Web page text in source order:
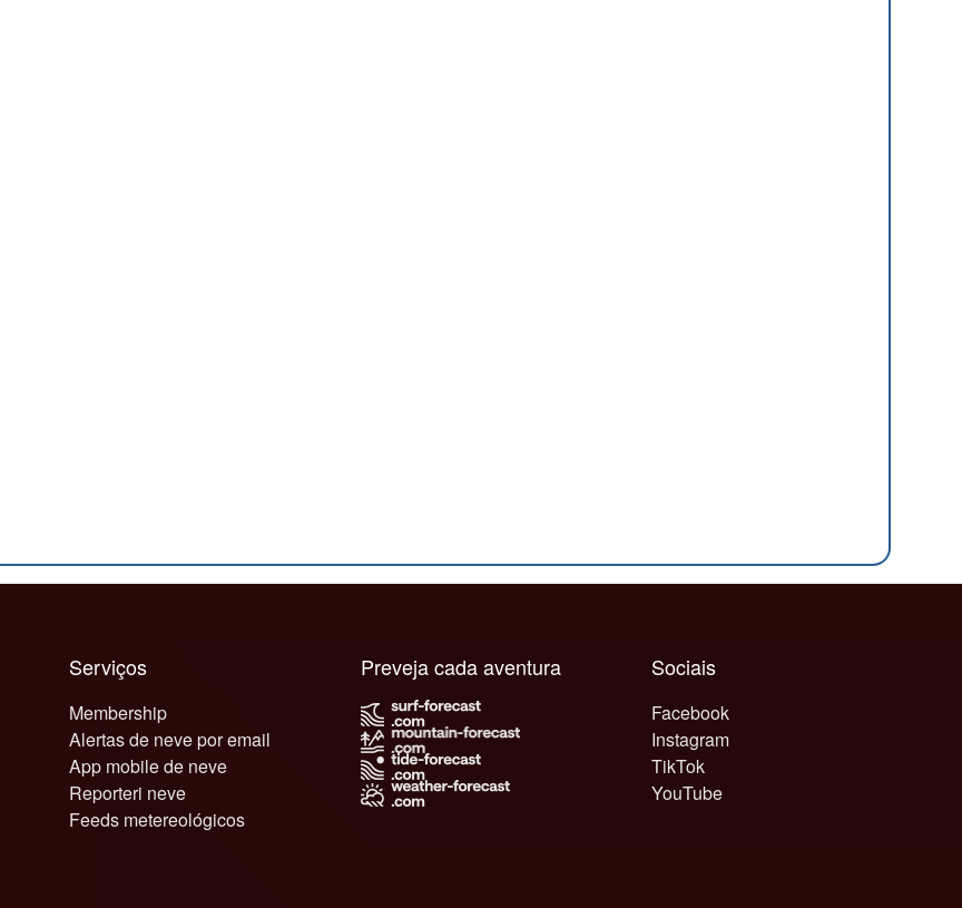
Serviços
Membership
Alertas de neve por email
App mobile de neve
Reporteri neve
Feeds metereológicos
Sociais
Facebook
Instagram
TikTok
YouTube
Preveja cada aventura